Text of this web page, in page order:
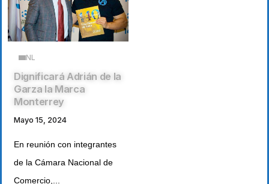
NL
Dignificará Adrián de la
Garza la Marca
Monterrey
Mayo 15, 2024
En reunión con integrantes
de la Cámara Nacional de
Comercio,...